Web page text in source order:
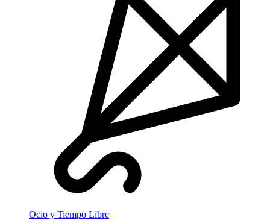
Ocio y Tiempo Libre